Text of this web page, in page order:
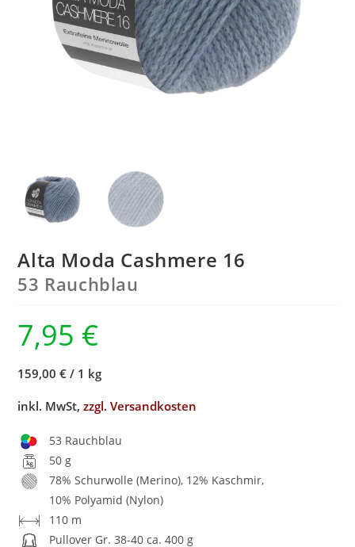
Alta Moda Cashmere 16
53 Rauchblau
7,95 €
159,00 € / 1 kg
inkl. MwSt,zzgl. Versandkosten
53 Rauchblau
50 g
78% Schurwolle (Merino), 12% Kaschmir,
10% Polyamid (Nylon)
110 m
Pullover Gr. 38-40 ca. 400 g